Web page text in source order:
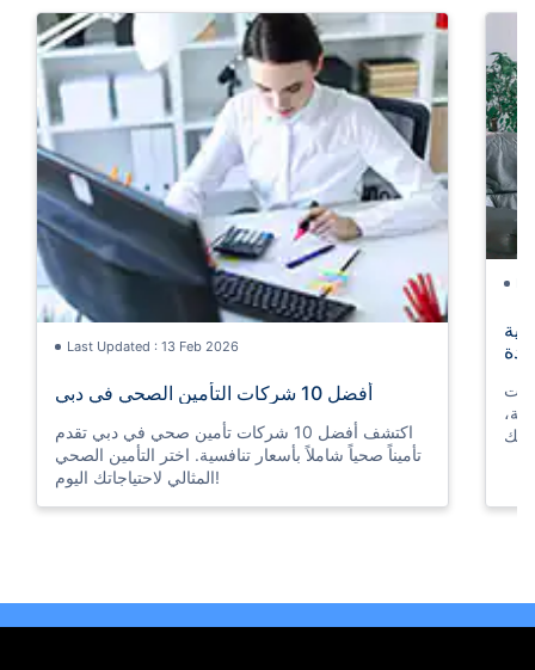
Last Updated : 13 Feb 2026
أفضل 10 شركات التأمين الصحي في دبي
اكتشف أفضل 10 شركات تأمين صحي في دبي تقدم
تأميناً صحياً شاملاً بأسعار تنافسية. اختر التأمين الصحي
المثالي لاحتياجاتك اليوم!
أفضل 10 شركات التأمين الصحي في دبي